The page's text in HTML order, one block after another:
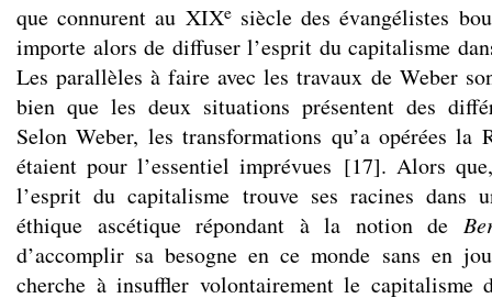
que connurent au XIXesiècle des évangélistes
importe alors de diffuser l’esprit du capitalisme
Les parallèles à faire avec les travaux de Weber
bien que les deux situations présentent des
Selon Weber, les transformations qu’a opérées la
étaient pour l’essentiel imprévues [17]. Alors
l’esprit du capitalisme trouve ses racines dans
éthique ascétique répondant à la notion de
d’accomplir sa besogne en ce monde sans en
cherche à insuffler volontairement le capitalisme